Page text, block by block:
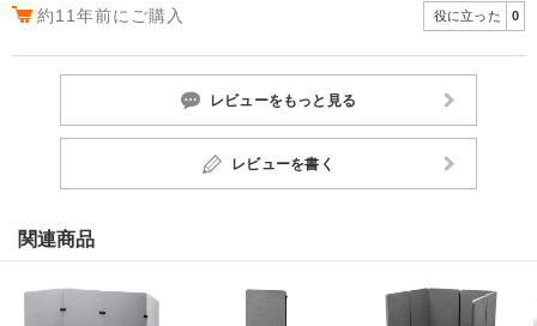
約11年前にご購入 役に立った 0
レビューをもっと見る
レビューを書く
関連商品